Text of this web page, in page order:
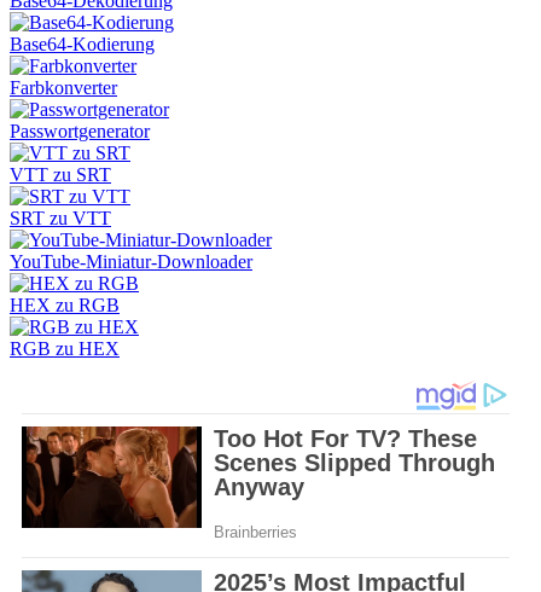
Base64-Kodierung
Farbkonverter
Passwortgenerator
VTT zu SRT
SRT zu VTT
YouTube-Miniatur-Downloader
HEX zu RGB
RGB zu HEX